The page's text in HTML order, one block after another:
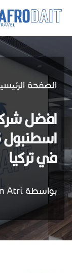
المحتوى
الصفحة
افضل
في تركيا
بواسطة Atri